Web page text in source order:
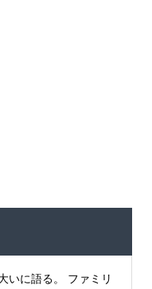
いに語る。 ファミリ